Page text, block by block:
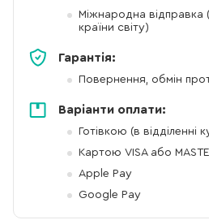
Міжнародна відправка
країни світу)
Гарантія:
Повернення, обмін
Варіанти оплати:
Готівкою (в відділенні
Картою VISA або
Apple Pay
Google Pay